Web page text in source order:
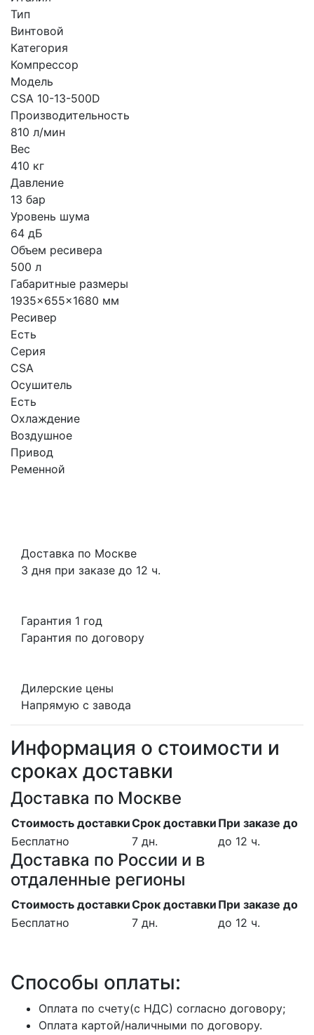
Тип
Винтовой
Категория
Компрессор
Модель
CSA 10-13-500D
Производительность
810 л/мин
Вес
410 кг
Давление
13 бар
Уровень шума
64 дБ
Объем ресивера
500 л
Габаритные размеры
1935x655x1680 мм
Ресивер
Есть
Серия
CSА
Осушитель
Есть
Охлаждение
Воздушное
Привод
Ременной
Доставка по Москве
3 дня при заказе до 12 ч.
Гарантия 1 год
Гарантия по договору
Дилерские цены
Напрямую с завода
Информация о стоимости и
сроках доставки
Доставка по Москве
Стоимость доставкиСрок доставки При заказе до
Бесплатно
7 дн. до 12 ч.
Доставка по России и в
отдаленные регионы
Стоимость доставкиСрок доставки При заказе до
Бесплатно
7 дн. до 12 ч.
Способы оплаты:
Оплата по счету(с НДС) согласно договору;
Оплата картой/наличными по договору.